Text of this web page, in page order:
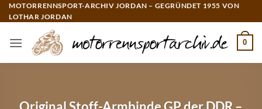
Zum
Inhalt
MOTORRENNSPORT-ARCHIV JORDAN – GEGRÜNDET 1955 VON
LOTHAR JORDAN
0